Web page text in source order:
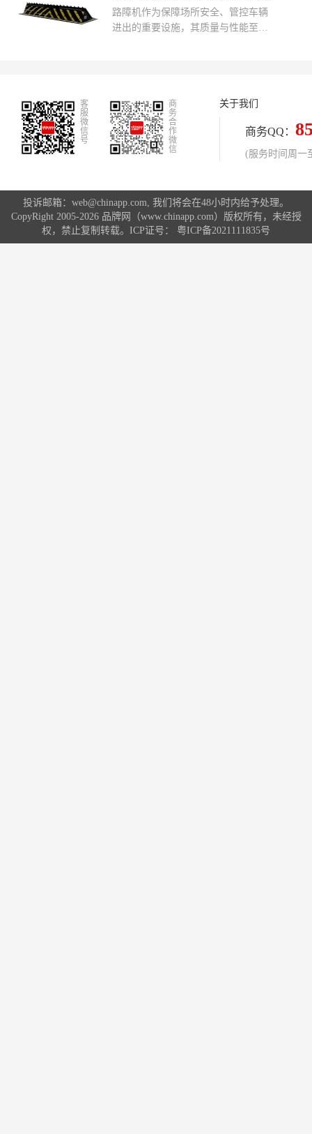
适时设置临时性路障能显著改善行车
条件，降低安全隐患。
路障机作为保障场所安全、管控车辆
进出的重要设施，其质量与性能至关
素，深入剖析市场，精心梳理出值得
关注的路障机品牌排名，助您挑选到
可靠的路障机产品，筑牢安全防线 。
客
服
微
信
号
商
务
合
作
微
信
关于我们
商务QQ：
(服务时间周一
投诉邮箱：web@chinapp.com, 我们将会在48小时内给予处理。
CopyRight 2005-2026 品牌网（www.chinapp.com）版权所有，未经授
权，禁止复制转载。ICP证号： 粤ICP备2021111835号